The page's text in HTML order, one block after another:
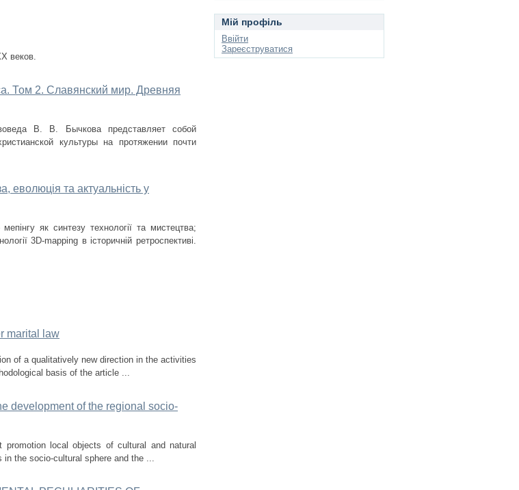
веков.
Том 2. Славянский мир. Древняя
В. В. Бычкова представляет собой
культуры на протяжении почти
еволюція та актуальність у
як синтезу технології та мистецтва;
3D-mapping в історичній ретроспективі.
marital law
of a qualitatively new direction in the activities
basis of the article ...
development of the regional socio-
local objects of cultural and natural
the socio-cultural sphere and the ...
Мій профіль
Ввійти
Зареєструватися